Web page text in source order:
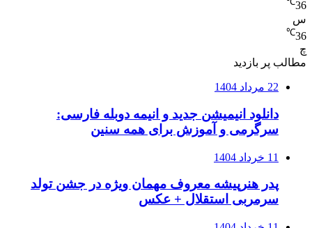
36
س
36
℃
چ
مطالب پر بازدید
22 مرداد 1404
دانلود انیمیشن جدید و انیمه دوبله فارسی:
سرگرمی و آموزش برای همه سنین
11 خرداد 1404
پدر هنرپیشه معروف مهمان ویژه در جشن تولد
سرمربی استقلال + عکس